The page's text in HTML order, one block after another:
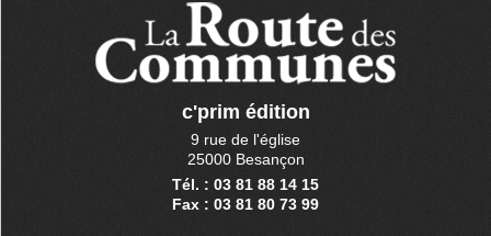
c'prim édition
9 rue de l'église
25000 Besançon
Tél. : 03 81 88 14 15
Fax : 03 81 80 73 99